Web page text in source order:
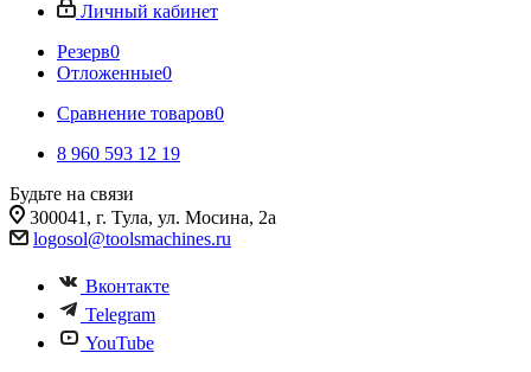
Личный кабинет
Резерв0
Отложенные0
Сравнение товаров0
8 960 593 12 19
Будьте на связи
300041, г. Тула, ул. Мосина, 2а
logosol@toolsmachines.ru
Вконтакте
Telegram
YouTube